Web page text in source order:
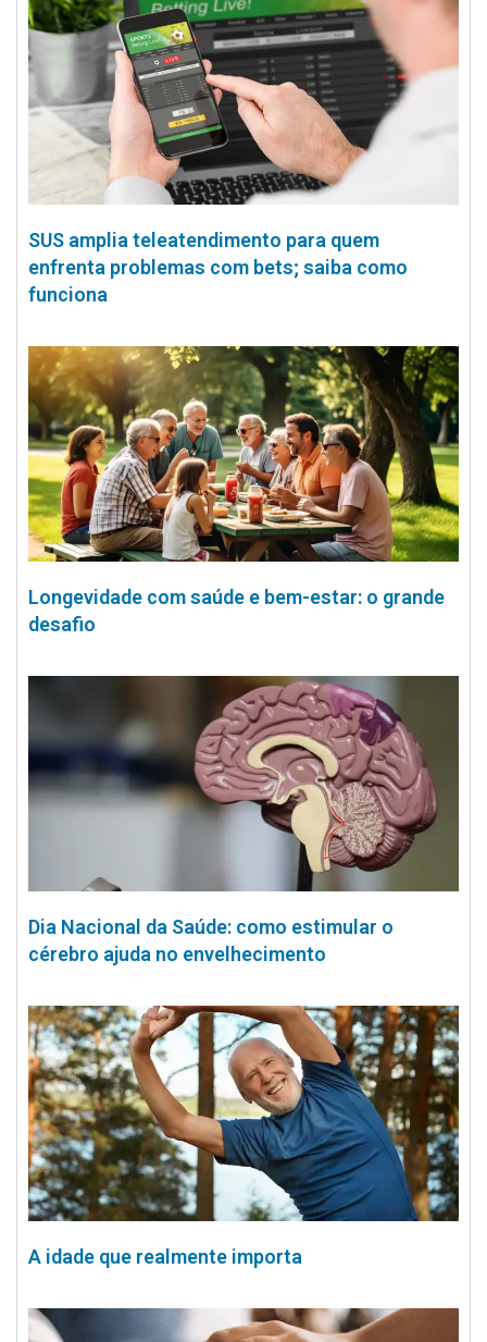
SUS amplia teleatendimento para quem
enfrenta problemas com bets; saiba como
funciona
Longevidade com saúde e bem-estar: o grande
desafio
Dia Nacional da Saúde: como estimular o
cérebro ajuda no envelhecimento
A idade que realmente importa